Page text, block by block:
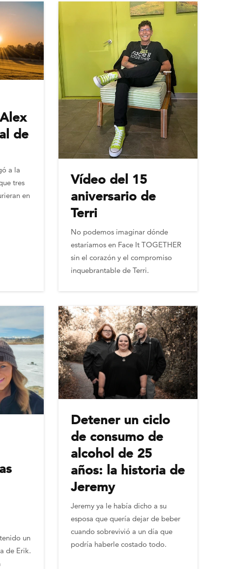
de
a la
tres
en
Vídeo del 15
aniversario de
Terri
No podemos imaginar dónde
estaríamos en Face It TOGETHER
sin el corazón y el compromiso
inquebrantable de Terri.
un
de Erik.
Detener un ciclo
de consumo de
alcohol de 25
años: la historia de
Jeremy
Jeremy ya le había dicho a su
esposa que quería dejar de beber
cuando sobrevivió a un día que
podría haberle costado todo.